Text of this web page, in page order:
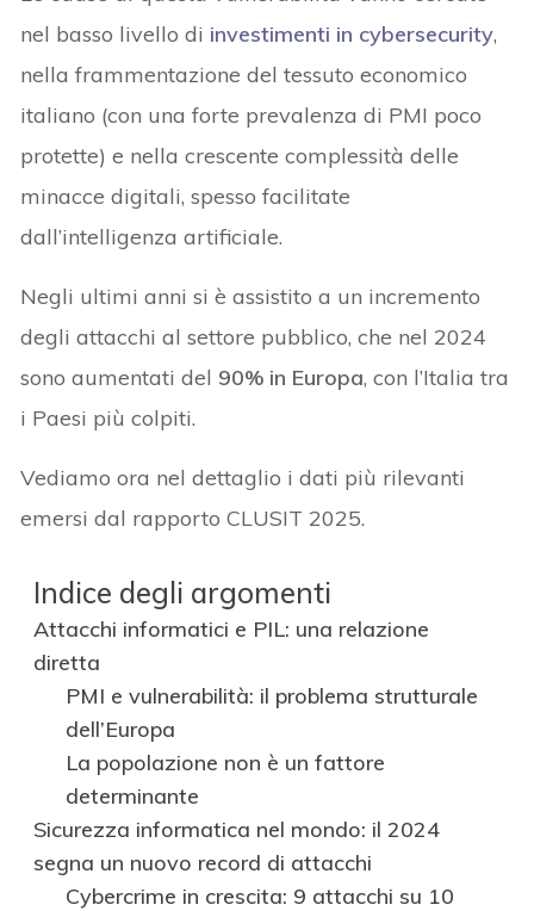
nel basso livello di investimenti in cybersecurity,
nella frammentazione del tessuto economico
italiano (con una forte prevalenza di PMI poco
protette) e nella crescente complessità delle
minacce digitali, spesso facilitate
dall’intelligenza artificiale.
Negli ultimi anni si è assistito a un incremento
degli attacchi al settore pubblico, che nel 2024
sono aumentati del 90% in Europa, con l’Italia tra
i Paesi più colpiti.
Vediamo ora nel dettaglio i dati più rilevanti
emersi dal rapporto CLUSIT 2025.
Indice degli argomenti
Attacchi informatici e PIL: una relazione
diretta
PMI e vulnerabilità: il problema strutturale
dell’Europa
La popolazione non è un fattore
determinante
Sicurezza informatica nel mondo: il 2024
segna un nuovo record di attacchi
Cybercrime in crescita: 9 attacchi su 10